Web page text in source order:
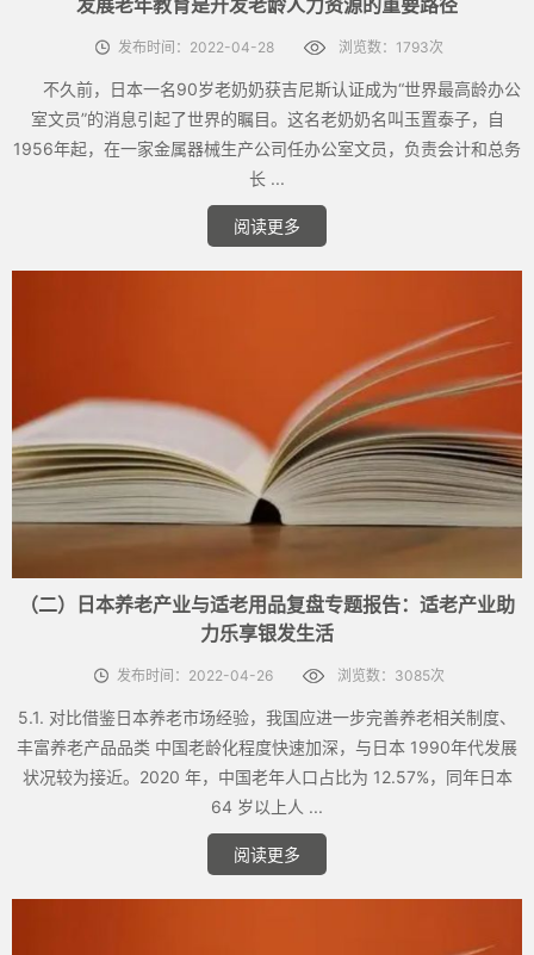
发布时间：2022-04-28 浏览数：1793次
不久前，日本一名90岁老奶奶获吉尼斯认证成为“世界最高龄办公
室文员”的消息引起了世界的瞩目。这名老奶奶名叫玉置泰子，自
1956年起，在一家金属器械生产公司任办公室文员，负责会计和总务
长 ...
阅读更多
（二）日本养老产业与适老用品复盘专题报告：适老产业助
力乐享银发生活
发布时间：2022-04-26 浏览数：3085次
5.1. 对比借鉴日本养老市场经验，我国应进一步完善养老相关制度、
丰富养老产品品类 中国老龄化程度快速加深，与日本 1990年代发展
状况较为接近。2020 年，中国老年人口占比为 12.57%，同年日本
64 岁以上人 ...
阅读更多